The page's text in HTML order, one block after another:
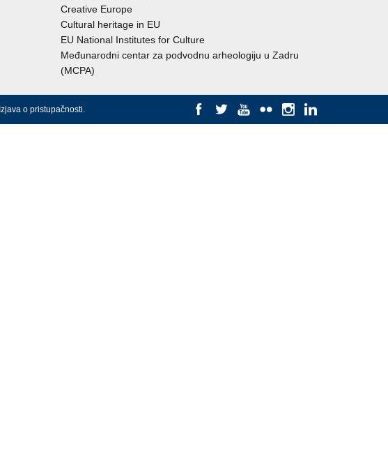
Creative Europe
Cultural heritage in EU
EU National Institutes for Culture
Međunarodni centar za podvodnu arheologiju u Zadru
(MCPA)
Izjava o pristupačnosti.